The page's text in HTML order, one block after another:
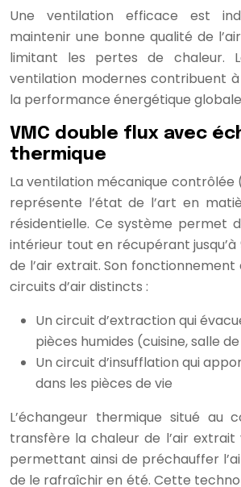
Une ventilation efficace est
maintenir une bonne qualité de
limitant les pertes de chaleur.
ventilation modernes contribuent à
la performance énergétique
VMC double flux avec
thermique
La ventilation mécanique contrôlée
représente l’état de l’art en
résidentielle. Ce système permet
intérieur tout en récupérant jusqu’à
de l’air extrait. Son fonctionnement
circuits d’air distincts :
Un circuit d’extraction qui
pièces humides (cuisine, salle
Un circuit d’insufflation qui
dans les pièces de vie
L’échangeur thermique situé au
transfère la chaleur de l’air extrait
permettant ainsi de préchauffer
de le rafraîchir en été. Cette